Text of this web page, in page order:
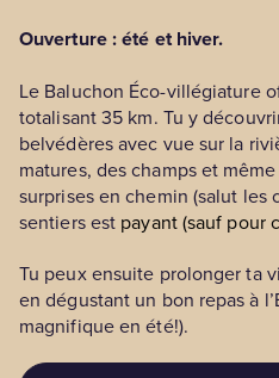
Ouverture : été et hiver.
Le Baluchon Éco-villégiature
totalisant 35 km. Tu y
belvédères avec vue sur la
matures, des champs et
surprises en chemin (salut les
sentiers est payant (sauf pour
Tu peux ensuite prolonger ta
en dégustant un bon repas à
magnifique en été!).